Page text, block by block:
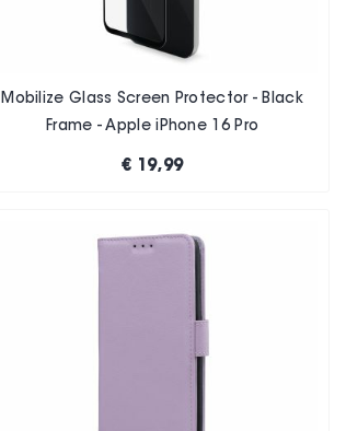
Mobilize Glass Screen Protector - Black
Frame - Apple iPhone 16 Pro
€ 19,99